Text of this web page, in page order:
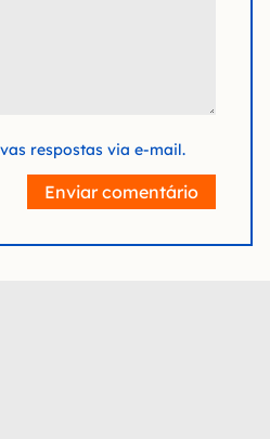
respostas via e-mail.
Enviar comentário